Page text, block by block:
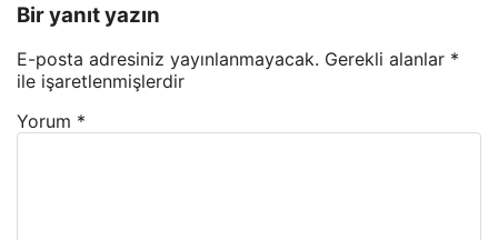
Bir yanıt yazın
E-posta adresiniz yayınlanmayacak. Gerekli alanlar *
ile işaretlenmişlerdir
Yorum *